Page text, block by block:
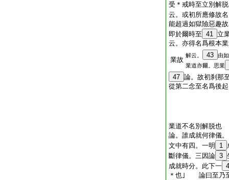
受＊戒時至立別解
云。或初所應修故
能超過如獄險惡
即於爾時至 41 立
云。亦得名爲根本
業故
解云。 43
由
業道亦爾。思業
47 論。故初刹
從第二念至名爲後
業道不名別解脱也
論。誰成就何律儀
文中有四。一明
1
斷律儀。三因論 3
成就時分。此下一 4
＊也｣ 論曰至乃